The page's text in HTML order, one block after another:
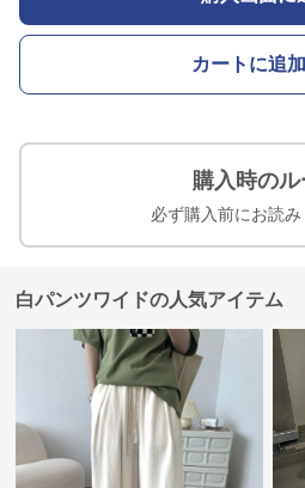
カートに追
購入時の
必ず購入前にお読み
白パンツワイドの人気アイテム